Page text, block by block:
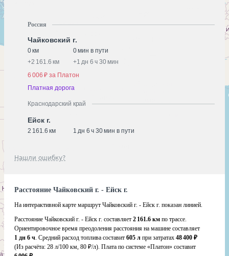
Россия
Чайковский г.
0 км
0 мин в пути
+2 161.6 км +1 дн 6 ч 30 мин
6 006 ₽ за Платон
Платная дорога
Краснодарский край
Ейск г.
2 161.6 км 1 дн 6 ч 30 мин в пути
Нашли ошибку?
Расстояние Чайковский г. - Ейск г.
На интерактивной карте маршрут Чайковский г. - Ейск г. показан линией.
Расстояние Чайковский г. - Ейск г. составляет 2 161.6 км по трассе.
Ориентировочное время преодоления расстояния на машине составляет
1 дн 6 ч. Средний расход топлива составит 605 л при затратах 48 400 ₽
(Из расчёта: 28 л/100 км, 80 ₽/л). Плата по системе «Платон» составит